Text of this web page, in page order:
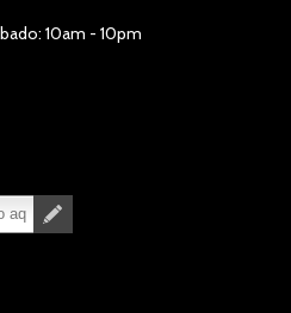
10am - 10pm